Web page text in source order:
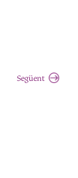
Següent